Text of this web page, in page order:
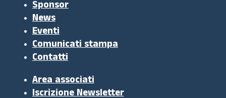
Sponsor
News
Eventi
Comunicati stampa
Contatti
Area associati
Iscrizione Newsletter